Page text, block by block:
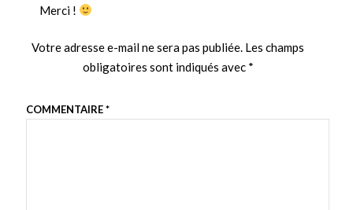
Merci !
Votre adresse e-mail ne sera pas publiée. Les champs
obligatoires sont indiqués avec *
COMMENTAIRE*